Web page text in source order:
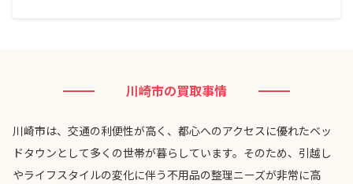
川崎市の買取事情
川崎市は、交通の利便性が高く、都心へのアクセスに優れたベッ
ドタウンとして多くの世帯が暮らしています。そのため、引越し
やライフスタイルの変化に伴う不用品の整理ニーズが非常に高